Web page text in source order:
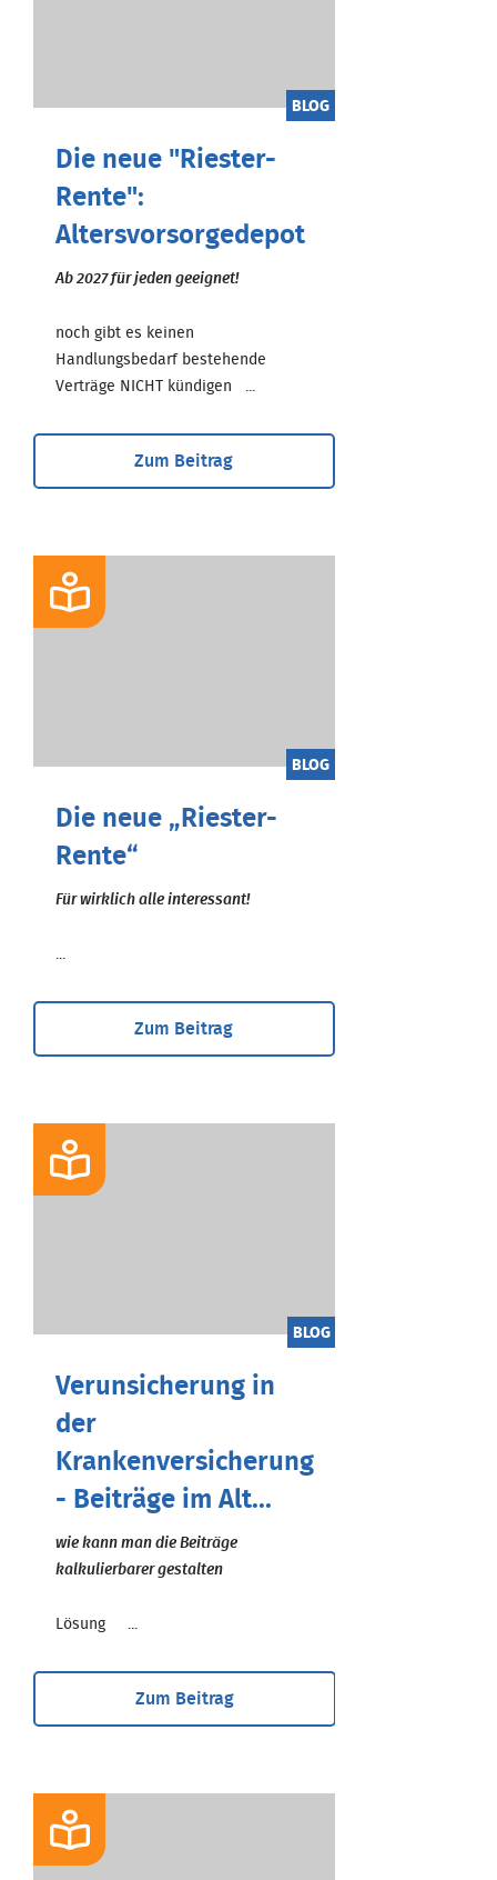
BLOG
Die neue "Riester-
Rente":
Altersvorsorgedepot
Ab 2027 für jeden geeignet!
noch gibt es keinen
Handlungsbedarf bestehende
Verträge NICHT kündigen ...
Zum Beitrag
BLOG
Die neue „Riester-
Rente“
Für wirklich alle interessant!
Zum Beitrag
BLOG
Verunsicherung in
der
Krankenversicherung
- Beiträge im Alt...
wie kann man die Beiträge
kalkulierbarer gestalten
Lösung ...
Zum Beitrag